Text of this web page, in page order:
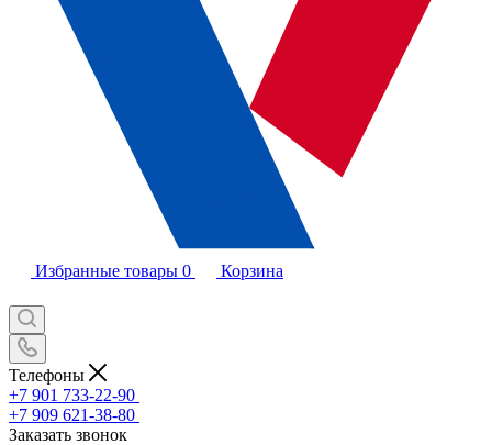
Избранные товары 0 Корзина
Телефоны
+7 901 733-22-90
+7 909 621-38-80
Заказать звонок